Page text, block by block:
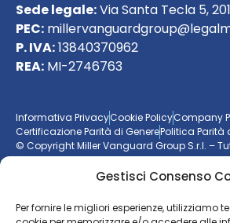
Gestisci Consenso
Per fornire le migliori esperienze, utilizziamo
Sede legale:Via Santa Tecla 5,
PEC:
P. IVA:13840370962
REA: MI-2746763
Informativa PrivacyCookie PolicyCompany
Certificazione Parità di GenerePolitica Parità
© Copyright Miller Vanguard Group S.r.l. –
Vuoi essere aggiornato sul mondo